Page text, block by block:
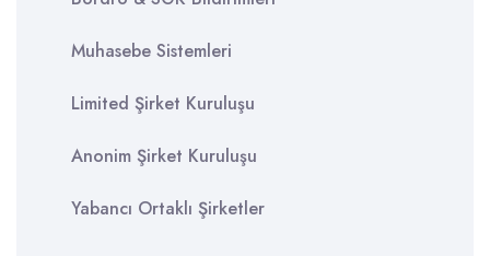
Muhasebe Sistemleri
Limited Şirket Kuruluşu
Anonim Şirket Kuruluşu
Yabancı Ortaklı Şirketler